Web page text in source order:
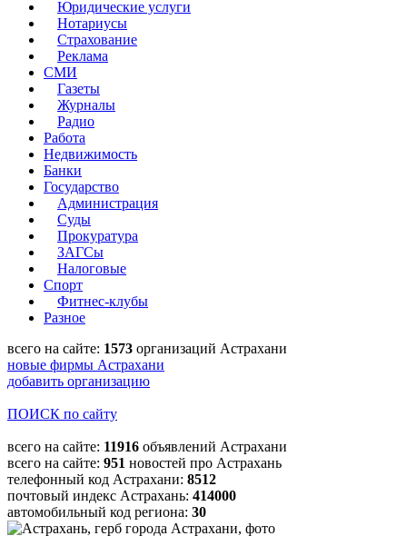
Юридические услуги
Нотариусы
Страхование
Реклама
СМИ
Газеты
Журналы
Радио
Работа
Недвижимость
Банки
Государство
Администрация
Суды
Прокуратура
ЗАГСы
Налоговые
Спорт
Фитнес-клубы
Разное
всего на сайте: 1573 организаций Астрахани
новые фирмы Астрахани
добавить организацию
ПОИСК по сайту
всего на сайте: 11916 объявлений Астрахани
всего на сайте: 951 новостей про Астрахань
телефонный код Астрахани: 8512
почтовый индекс Астрахань: 414000
автомобильный код региона: 30